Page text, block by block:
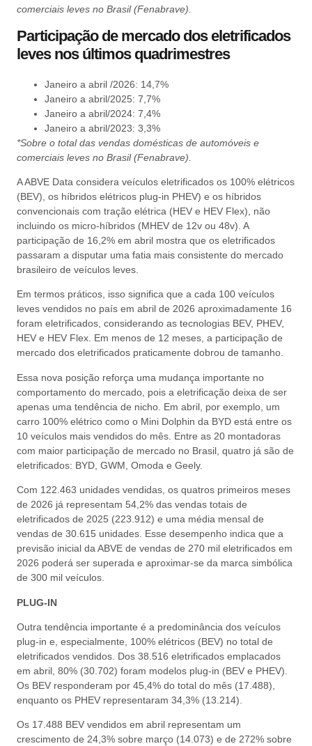
comerciais leves no Brasil (Fenabrave).
Participação de mercado dos eletrificados
leves nos últimos quadrimestres
Janeiro a abril /2026: 14,7%
Janeiro a abril/2025: 7,7%
Janeiro a abril/2024: 7,4%
Janeiro a abril/2023: 3,3%
*Sobre o total das vendas domésticas de automóveis e
comerciais leves no Brasil (Fenabrave).
A ABVE Data considera veículos eletrificados os 100% elétricos
(BEV), os híbridos elétricos plug-in PHEV) e os híbridos
convencionais com tração elétrica (HEV e HEV Flex), não
incluindo os micro-híbridos (MHEV de 12v ou 48v). A
participação de 16,2% em abril mostra que os eletrificados
passaram a disputar uma fatia mais consistente do mercado
brasileiro de veículos leves.
Em termos práticos, isso significa que a cada 100 veículos
leves vendidos no país em abril de 2026 aproximadamente 16
foram eletrificados, considerando as tecnologias BEV, PHEV,
HEV e HEV Flex. Em menos de 12 meses, a participação de
mercado dos eletrificados praticamente dobrou de tamanho.
Essa nova posição reforça uma mudança importante no
comportamento do mercado, pois a eletrificação deixa de ser
apenas uma tendência de nicho. Em abril, por exemplo, um
carro 100% elétrico como o Mini Dolphin da BYD está entre os
10 veículos mais vendidos do mês. Entre as 20 montadoras
com maior participação de mercado no Brasil, quatro já são de
eletrificados: BYD, GWM, Omoda e Geely.
Com 122.463 unidades vendidas, os quatros primeiros meses
de 2026 já representam 54,2% das vendas totais de
eletrificados de 2025 (223.912) e uma média mensal de
vendas de 30.615 unidades. Esse desempenho indica que a
previsão inicial da ABVE de vendas de 270 mil eletrificados em
2026 poderá ser superada e aproximar-se da marca simbólica
de 300 mil veículos.
PLUG-IN
Outra tendência importante é a predominância dos veículos
plug-in e, especialmente, 100% elétricos (BEV) no total de
eletrificados vendidos. Dos 38.516 eletrificados emplacados
em abril, 80% (30.702) foram modelos plug-in (BEV e PHEV).
Os BEV responderam por 45,4% do total do mês (17.488),
enquanto os PHEV representaram 34,3% (13.214).
Os 17.488 BEV vendidos em abril representam um
crescimento de 24,3% sobre março (14.073) e de 272% sobre